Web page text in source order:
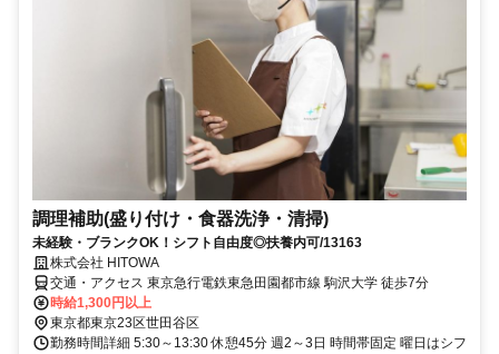
調理補助(盛り付け・食器洗浄・清掃)
未経験・ブランクOK！シフト自由度◎扶養内可/13163
株式会社 HITOWA
交通・アクセス 東京急行電鉄東急田園都市線 駒沢大学 徒歩7分
時給1,300円以上
東京都東京23区世田谷区
勤務時間詳細 5:30～13:30 休憩45分 週2～3日 時間帯固定 曜日はシフ